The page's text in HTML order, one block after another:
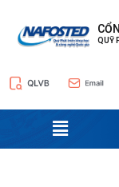
QUỸ
Menu